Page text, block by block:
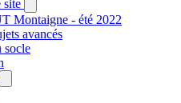
site
Montaigne - été 2022
avancés
socle